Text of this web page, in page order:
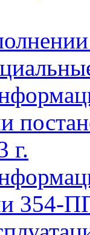
г.
354-